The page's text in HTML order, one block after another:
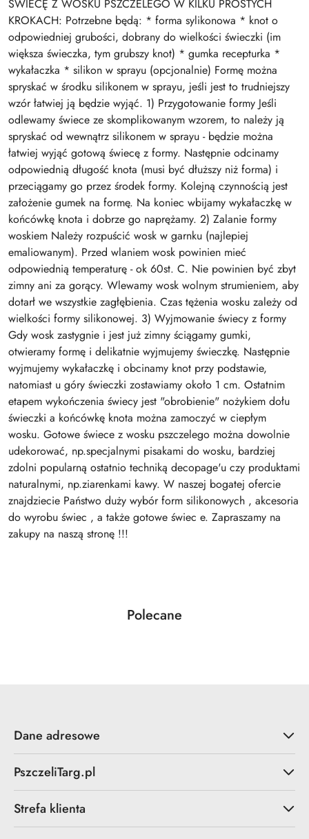
ŚWIECĘ Z WOSKU PSZCZELEGO W KILKU PROSTYCH
KROKACH: Potrzebne będą: * forma sylikonowa * knot o
odpowiedniej grubości, dobrany do wielkości świeczki (im
większa świeczka, tym grubszy knot) * gumka recepturka *
wykałaczka * silikon w sprayu (opcjonalnie) Formę można
spryskać w środku silikonem w sprayu, jeśli jest to trudniejszy
wzór łatwiej ją będzie wyjąć. 1) Przygotowanie formy Jeśli
odlewamy świece ze skomplikowanym wzorem, to należy ją
spryskać od wewnątrz silikonem w sprayu - będzie można
łatwiej wyjąć gotową świecę z formy. Następnie odcinamy
odpowiednią długość knota (musi być dłuższy niż forma) i
przeciągamy go przez środek formy. Kolejną czynnością jest
założenie gumek na formę. Na koniec wbijamy wykałaczkę w
końcówkę knota i dobrze go naprężamy. 2) Zalanie formy
woskiem Należy rozpuścić wosk w garnku (najlepiej
emaliowanym). Przed wlaniem wosk powinien mieć
odpowiednią temperaturę - ok 60st. C. Nie powinien być zbyt
zimny ani za gorący. Wlewamy wosk wolnym strumieniem, aby
dotarł we wszystkie zagłębienia. Czas tężenia wosku zależy od
wielkości formy silikonowej. 3) Wyjmowanie świecy z formy
Gdy wosk zastygnie i jest już zimny ściągamy gumki,
otwieramy formę i delikatnie wyjmujemy świeczkę. Następnie
wyjmujemy wykałaczkę i obcinamy knot przy podstawie,
natomiast u góry świeczki zostawiamy około 1 cm. Ostatnim
etapem wykończenia świecy jest "obrobienie" nożykiem dołu
świeczki a końcówkę knota można zamoczyć w ciepłym
wosku. Gotowe świece z wosku pszczelego można dowolnie
udekorować, np.specjalnymi pisakami do wosku, bardziej
zdolni popularną ostatnio techniką decopage'u czy produktami
naturalnymi, np.ziarenkami kawy. W naszej bogatej ofercie
znajdziecie Państwo duży wybór form silikonowych , akcesoria
do wyrobu świec , a także gotowe świec e. Zapraszamy na
zakupy na naszą stronę !!!
Pomiń karuzelę produktów
Produkty
Polecane
Dane adresowe
PszczeliTarg.pl
Strefa klienta